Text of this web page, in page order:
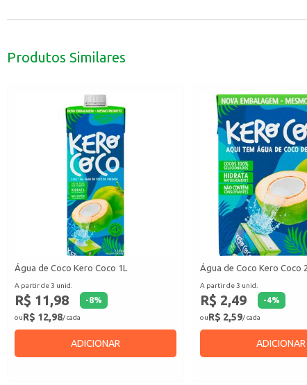
Produtos Similares
Água de Coco Kero Coco 1L
A partir de 3 unid.
R$ 11,98 -8%
ouR$ 12,98/ cada
ADICIONAR
Água de Coco Kero Coco
A partir de 3 unid.
R$ 2,49 -4%
ouR$ 2,59/ cada
ADICIONAR